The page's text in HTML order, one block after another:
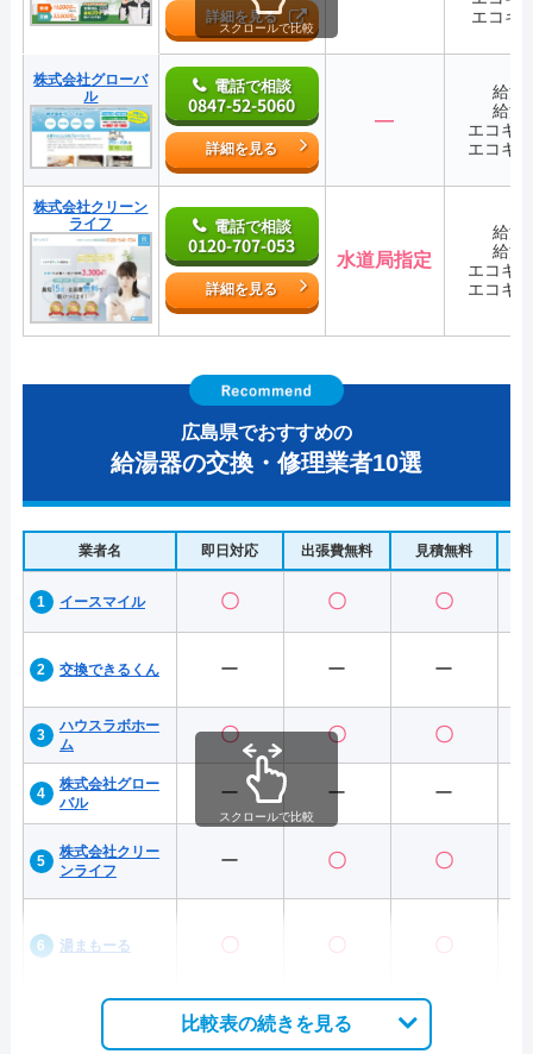
詳細を見る
エコキ
株式会社グローバ
ル
電話で相談
0847-52-5060
詳細を見る
―
給湯
給湯
エコキ
エコキ
株式会社クリーン
ライフ
電話で相談
0120-707-053
詳細を見る
水道局指定
給湯
給湯
エコキ
エコキ
スクロールで比較
広島県でおすすめの
給湯器の交換・修理業者10選
業者名 即日対応 出張費無料 見積無料
イースマイル 〇 〇 〇
交換できるくん ー ー ー
ハウスラボホー
ム
〇 〇 〇
株式会社グロー
バル
ー ー ー
株式会社クリー
ンライフ
ー 〇 〇
湯まもーる 〇 〇 〇
スクロールで比較
比較表の続きを見る